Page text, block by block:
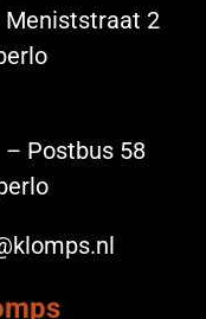
Meniststraat 2
Postbus 58